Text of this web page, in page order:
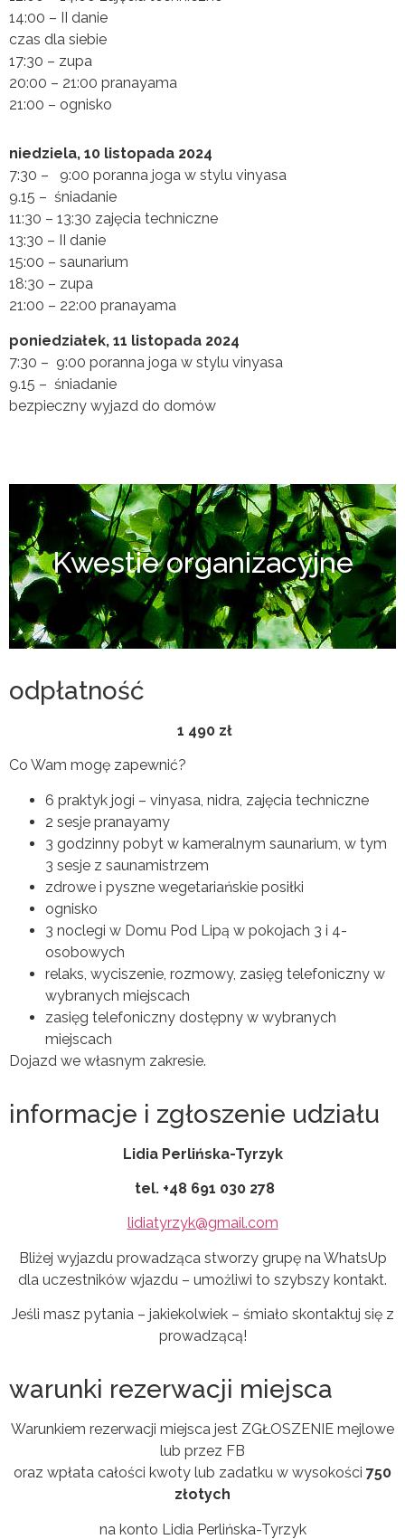
14:00 – II danie
czas dla siebie
17:30 – zupa
20:00 – 21:00 pranayama
21:00 – ognisko
niedziela, 10 listopada 2024
7:30 – 9:00 poranna joga w stylu vinyasa
9.15 – śniadanie
11:30 – 13:30 zajęcia techniczne
13:30 – II danie
15:00 – saunarium
18:30 – zupa
21:00 – 22:00 pranayama
poniedziałek, 11 listopada 2024
7:30 – 9:00 poranna joga w stylu vinyasa
9.15 – śniadanie
bezpieczny wyjazd do domów
Kwestie organizacyjne
odpłatność
1 490 zł
Co Wam mogę zapewnić?
6 praktyk jogi – vinyasa, nidra, zajęcia techniczne
2 sesje pranayamy
3 godzinny pobyt w kameralnym saunarium, w tym
3 sesje z saunamistrzem
zdrowe i pyszne wegetariańskie posiłki
ognisko
3 noclegi w Domu Pod Lipą w pokojach 3 i 4-
osobowych
relaks, wyciszenie, rozmowy, zasięg telefoniczny w
wybranych miejscach
zasięg telefoniczny dostępny w wybranych
miejscach
Dojazd we własnym zakresie.
informacje i zgłoszenie udziału
Lidia Perlińska-Tyrzyk
tel. +48 691 030 278
lidiatyrzyk@gmail.com
Bliżej wyjazdu prowadząca stworzy grupę na WhatsUp
dla uczestników wjazdu – umożliwi to szybszy kontakt.
Jeśli masz pytania – jakiekolwiek – śmiało skontaktuj się z
prowadzącą!
warunki rezerwacji miejsca
Warunkiem rezerwacji miejsca jest ZGŁOSZENIE mejlowe
lub przez FB
oraz wpłata całości kwoty lub zadatku w wysokości 750
złotych
na konto Lidia Perlińska-Tyrzyk